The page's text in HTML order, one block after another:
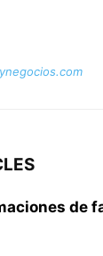
de